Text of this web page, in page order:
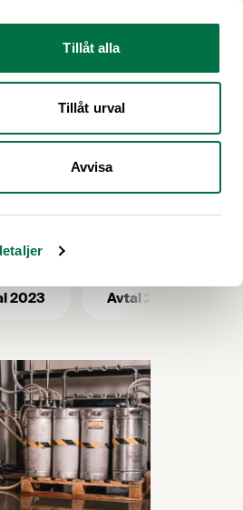
Tillåt alla
Tillåt urval
Avvisa
2023 Avtal 2025